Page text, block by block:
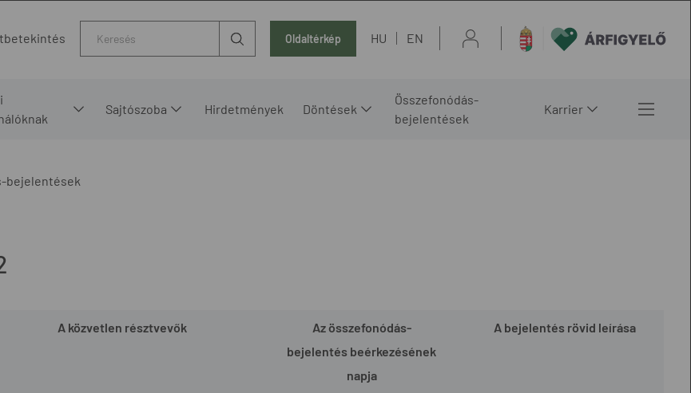
Oldaltérkép HU EN
Sajtószoba Hirdetmények Döntések
Összefonódás-
bejelentések
Karrier
bejelentések
A közvetlen résztvevők
Az összefonódás-
bejelentés beérkezésének
napja
A bejelentés rövid leírása